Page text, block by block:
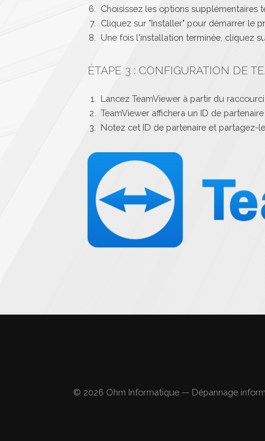
Choisissez les options supplémentaires
Cliquez sur "Installer" pour démarrer le
Une fois l'installation terminée, cliquez
ÉTAPE 3 : CONFIGURATION DE
Lancez TeamViewer à partir du
TeamViewer affichera un ID de
Notez cet ID de partenaire et partagez-
© 2026 Ohm Informatique — Dépannage